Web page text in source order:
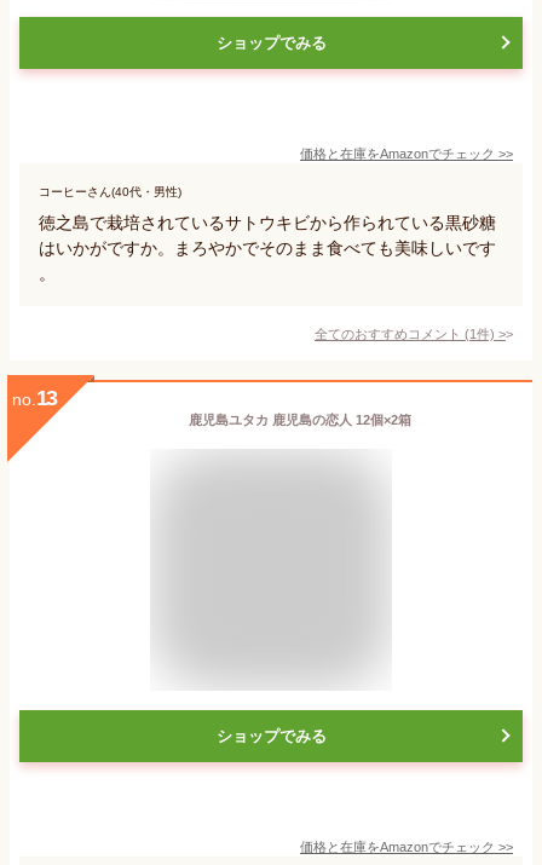
ショップでみる
価格と在庫をAmazonでチェック >>
コーヒーさん(40代・男性)
徳之島で栽培されているサトウキビから作られている黒砂糖
はいかがですか。まろやかでそのまま食べても美味しいです
。
全てのおすすめコメント (1件) >
no. 13
鹿児島ユタカ 鹿児島の恋人 12個×2箱
ショップでみる
価格と在庫をAmazonでチェック >>